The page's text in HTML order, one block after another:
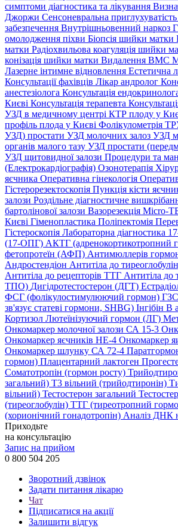
симптоми діагностика та лікування
Джоржи Сенсоневральна приглухуватість
забезпечення Внутрішньовенний наркоз
омолодження піхви Біопсія шийки матки
матки Радіохвильова коагуляція шийки
конізація шийки матки Видалення ВМС
Лазерне інтимне відновлення Естетична
Консультації фахівців Лікар андролог
анестезіолога Консультація
Києві Консультація терапевта
УЗД в медичному центрі КТР плоду у
профіль плода у Києві Фолікулометрія
УЗД) простати УЗД молочних залоз УЗД
органів малого тазу УЗД простати
УЗД щитовидної залози Процедури та
(Електрокардіографія) Озонотерапія
яєчника Оперативна гінекологія
Гістерорезектоскопія Пункція кісти
залози Роздільне діагностичне
бартолінової залози Вазорезекція Micro-
Києві Гіменопластика Поліпектомія
Гістероскопія Лабораторна діагностика
(17-ОПГ) АКТГ (адренокортикотропний
фетопротеїн (АФП) Антимюллерів
Андростендіон Антитіла до
Антитіла до рецепторів ТТГ Антитіла до
ТПО) Дигідротестостерон (ДГТ)
ФСГ (фолікулостимулюючий гормон)
зв'язує статеві гормони, SHBG) Інгібін B
Кортизол Лютеїнізуючий гормон (ЛГ)
Онкомаркер молочної залози СА 15-3
Онкомаркер яєчників НЕ-4 Онкомаркер
Онкомаркер шлунку СА 72-4
гормон) Плацентарний лактоген
Соматотропін (гормон росту)
загальний) Т3 вільний (трийодтиронін)
вільний) Тестостерон загальний
(тиреоглобулін) ТТГ (тиреотропний
(хорионічний гонадотропін) Аналіз ДНК
Приходьте
на консультацію
Запис на прийом
0 800 504 205
Зворотний дзвінок
Задати питання лікарю
Чат
Підписатися на акції
Залишити відгук